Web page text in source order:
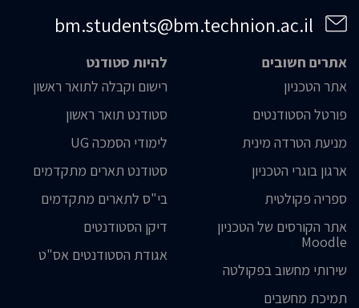
bm.students@bm.technion.ac.il
אתרים חשובים
אתר הטכניון
פורטל הסטודנטים
מניעת הטרדה מינית
ארגון בוגרי הטכניון
ספריה פקולטית
אתר הקורסים של הטכניון
Moodle
שירותי מחשוב בפקולטה
תמיכת מחשבים
להיות סטודנט
רישום וקבלה לתואר ראשון
סטודנט תואר ראשון
לימודי הסמכה UG
סטודנט תארים מתקדמים
בי"ס לתארים מתקדמים
דיקן הסטודנטים
אגודת הסטודנטים אס"ט